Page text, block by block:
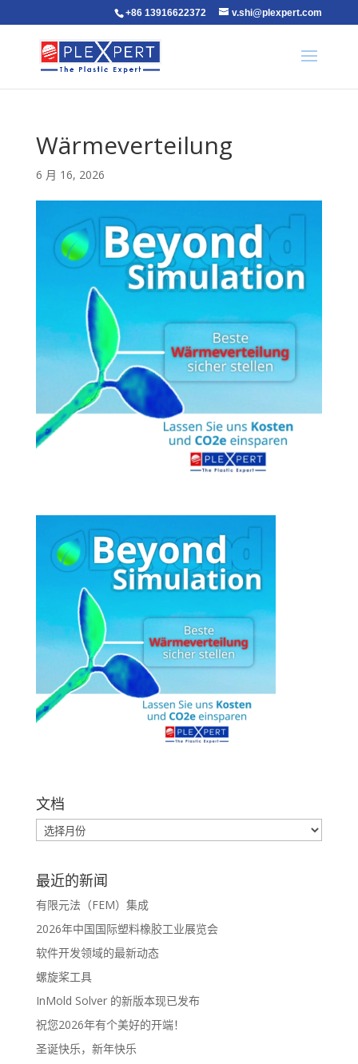
+86 13916622372 v.shi@plexpert.com
Wärmeverteilung
6 月 16, 2026
文档
最近的新闻
有限元法（FEM）集成
2026年中国国际塑料橡胶工业展览会
软件开发领域的最新动态
螺旋桨工具
InMold Solver 的新版本现已发布
祝您2026年有个美好的开端！
圣诞快乐，新年快乐